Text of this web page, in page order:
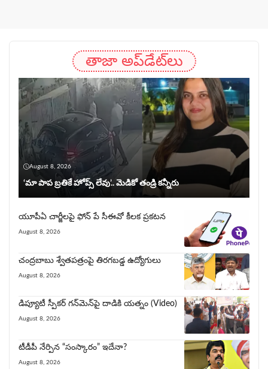
తాజా అప్‌డేట్‌లు
August 8, 2026
‘మా పాప బ్రతికే హోప్స్ లేవు’.. మెడికో తండ్రి కన్నీరు
యూపీఏ చార్జీల‌పై ఫోన్ పే సీఈవో కీల‌క ప్ర‌క‌ట‌న‌
August 8, 2026
చంద్రబాబు శ్వేతపత్రంపై తిర‌గ‌బ‌డ్డ ఉద్యోగులు
August 8, 2026
డిప్యూటీ స్పీకర్ గన్‌మెన్‌పై దాడికి య‌త్నం (Video)
August 8, 2026
టీడీపీ నేర్పిన‌ “సంస్కారం” ఇదేనా?
August 8, 2026